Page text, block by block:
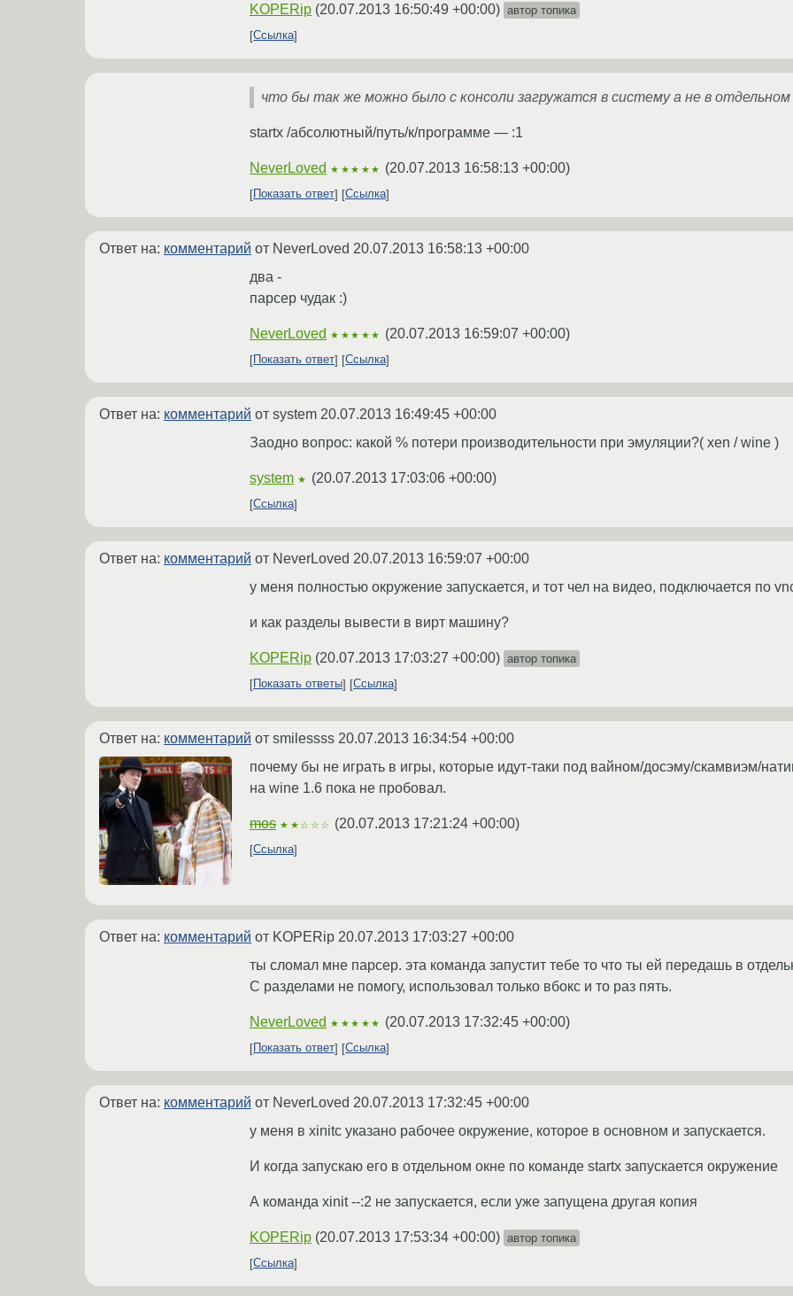
KOPERip (20.07.2013 16:50:49 +00:00) автор топика
Ссылка
что бы так же можно было с консоли загружатся в систему а не в отдельном
startx /абсолютный/путь/к/программе — :1
NeverLoved ★★★★★ (20.07.2013 16:58:13 +00:00)
Показать ответ Ссылка
Ответ на: комментарий от NeverLoved 20.07.2013 16:58:13 +00:00
два -
парсер чудак :)
NeverLoved ★★★★★ (20.07.2013 16:59:07 +00:00)
Показать ответ Ссылка
Ответ на: комментарий от system 20.07.2013 16:49:45 +00:00
Заодно вопрос: какой % потери производительности при эмуляции?( xen / wine )
system ★ (20.07.2013 17:03:06 +00:00)
Ссылка
Ответ на: комментарий от NeverLoved 20.07.2013 16:59:07 +00:00
у меня полностью окружение запускается, и тот чел на видео, подключается по
и как разделы вывести в вирт машину?
KOPERip (20.07.2013 17:03:27 +00:00) автор топика
Показать ответы
Ссылка
Ответ на: комментарий от smilessss 20.07.2013 16:34:54 +00:00
почему бы не играть в игры, которые идут-таки под вайном/досэму/скамвиэм/
на wine 1.6 пока не пробовал.
mos ★★☆☆☆ (20.07.2013 17:21:24 +00:00)
Ссылка
Ответ на: комментарий от KOPERip 20.07.2013 17:03:27 +00:00
ты сломал мне парсер. эта команда запустит тебе то что ты ей передашь в
С разделами не помогу, использовал только вбокс и то раз пять.
NeverLoved ★★★★★ (20.07.2013 17:32:45 +00:00)
Показать ответ Ссылка
Ответ на: комментарий от NeverLoved 20.07.2013 17:32:45 +00:00
у меня в xinitc указано рабочее окружение, которое в основном и запускается.
И когда запускаю его в отдельном окне по команде startx запускается окружение
А команда xinit --:2 не запускается, если уже запущена другая копия
KOPERip (20.07.2013 17:53:34 +00:00) автор топика
Ссылка